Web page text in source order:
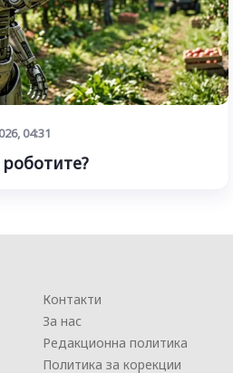
04:31
Контакти
За нас
Редакционна политика
Политика за корекции